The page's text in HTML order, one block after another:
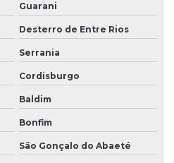
Guarani
Desterro de Entre Rios
Serrania
Cordisburgo
Baldim
Bonfim
São Gonçalo do Abaeté